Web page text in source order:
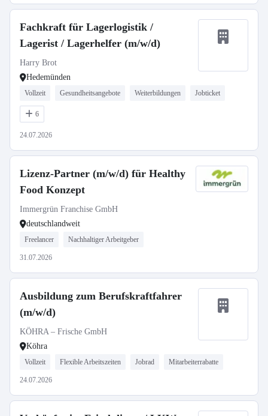
Fachkraft für Lagerlogistik /
Lagerist / Lagerhelfer (m/w/d)
Harry Brot
Hedemünden
Vollzeit Gesundheitsangebote Weiterbildungen Jobticket
6
24.07.2026
Lizenz-Partner (m/w/d) für Healthy
Food Konzept
Immergrün Franchise GmbH
deutschlandweit
Freelancer Nachhaltiger Arbeitgeber
31.07.2026
Ausbildung zum Berufskraftfahrer
(m/w/d)
KÖHRA – Frische GmbH
Köhra
Vollzeit Flexible Arbeitszeiten Jobrad Mitarbeiterrabatte
24.07.2026